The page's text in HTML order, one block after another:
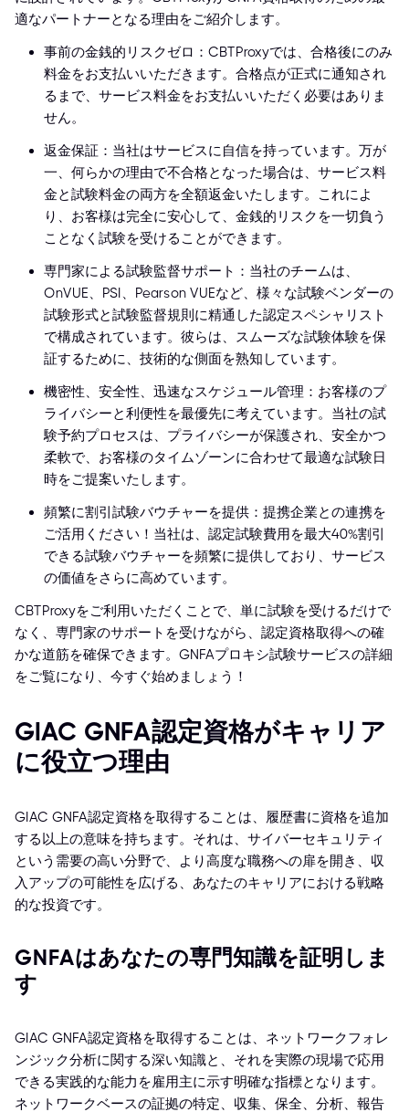
適なパートナーとなる理由をご紹介します。
事前の金銭的リスクゼロ：CBTProxyでは、合格後にのみ
料金をお支払いいただきます。合格点が正式に通知され
るまで、サービス料金をお支払いいただく必要はありま
せん。
返金保証：当社はサービスに自信を持っています。万が
一、何らかの理由で不合格となった場合は、サービス料
金と試験料金の両方を全額返金いたします。これによ
り、お客様は完全に安心して、金銭的リスクを一切負う
ことなく試験を受けることができます。
専門家による試験監督サポート：当社のチームは、
OnVUE、PSI、Pearson VUEなど、様々な試験ベンダーの
試験形式と試験監督規則に精通した認定スペシャリスト
で構成されています。彼らは、スムーズな試験体験を保
証するために、技術的な側面を熟知しています。
機密性、安全性、迅速なスケジュール管理：お客様のプ
ライバシーと利便性を最優先に考えています。当社の試
験予約プロセスは、プライバシーが保護され、安全かつ
柔軟で、お客様のタイムゾーンに合わせて最適な試験日
時をご提案いたします。
頻繁に割引試験バウチャーを提供：提携企業との連携を
ご活用ください！当社は、認定試験費用を最大40%割引
できる試験バウチャーを頻繁に提供しており、サービス
の価値をさらに高めています。
CBTProxyをご利用いただくことで、単に試験を受けるだけで
なく、専門家のサポートを受けながら、認定資格取得への確
かな道筋を確保できます。GNFAプロキシ試験サービスの詳細
をご覧になり、今すぐ始めましょう！
GIAC GNFA認定資格がキャリア
に役立つ理由
GIAC GNFA認定資格を取得することは、履歴書に資格を追加
する以上の意味を持ちます。それは、サイバーセキュリティ
という需要の高い分野で、より高度な職務への扉を開き、収
入アップの可能性を広げる、あなたのキャリアにおける戦略
的な投資です。
GNFAはあなたの専門知識を証明しま
す
GIAC GNFA認定資格を取得することは、ネットワークフォレ
ンジック分析に関する深い知識と、それを実際の現場で応用
できる実践的な能力を雇用主に示す明確な指標となります。
ネットワークベースの証拠の特定、収集、保全、分析、報告